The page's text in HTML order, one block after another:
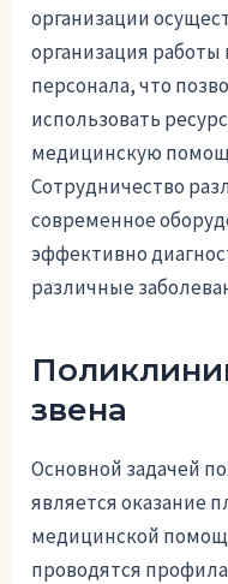
организации
организация
персонала, что
использовать
медицинскую
Сотрудничество
современное
эффективно
различные
звена
Основной задачей
является оказание
медицинской
проводятся